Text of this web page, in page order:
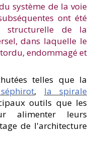
système de la voie
ont été
structurelle de la
dans laquelle le
endommagé et
telles que la
, la spirale
outils que les
alimenter leurs
de l'architecture